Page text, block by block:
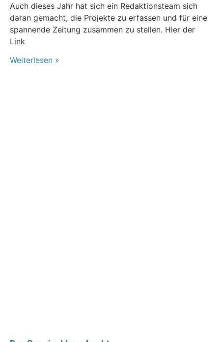
Auch dieses Jahr hat sich ein Redaktionsteam sich
daran gemacht, die Projekte zu erfassen und für eine
spannende Zeitung zusammen zu stellen. Hier der
Link
Weiterlesen »